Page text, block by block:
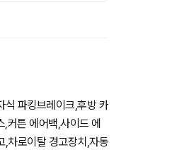
식 파킹브레이크,후방 카
커튼 에어백,사이드 에
,차로이탈 경고장치,자동